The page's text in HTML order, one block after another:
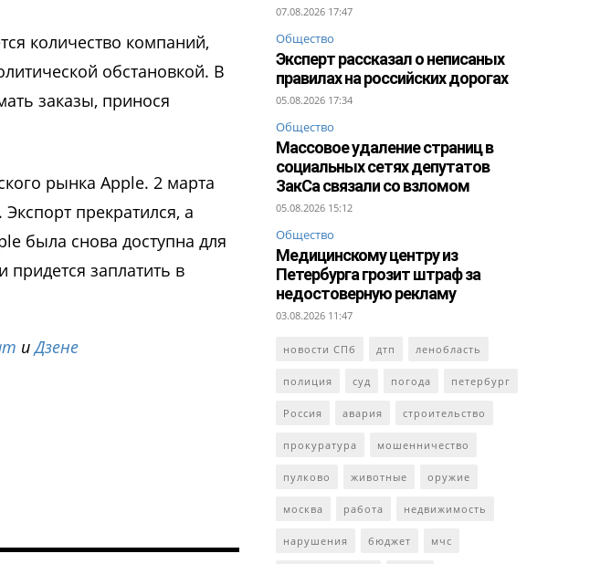
количество компаний,
обстановкой. В
заказы, принося
рынка Apple. 2 марта
прекратился, а
была снова доступна для
заплатить в
иДзене
07.08.2026 17:47
Общество
Эксперт рассказал о неписаных
правилах на российских дорогах
05.08.2026 17:34
Общество
Массовое удаление страниц в
социальных сетях депутатов
ЗакСа связали со взломом
05.08.2026 15:12
Общество
Медицинскому центру из
Петербурга грозит штраф за
недостоверную рекламу
03.08.2026 11:47
новости СПб дтп ленобласть
полиция суд погода петербург
Россия авария строительство
прокуратура мошенничество
пулково животные оружие
москва работа недвижимость
нарушения бюджет мчс